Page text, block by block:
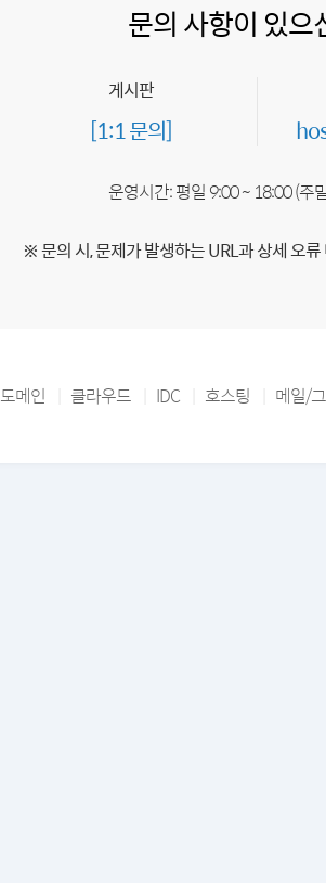
문의 사항이 있으
게시판
[1:1 문의]
운영시간: 평일 9:00 ~ 18:00 (주
※ 문의 시, 문제가 발생하는 URL과 상세 오
도메인 클라우드 IDC 호스팅 메일/